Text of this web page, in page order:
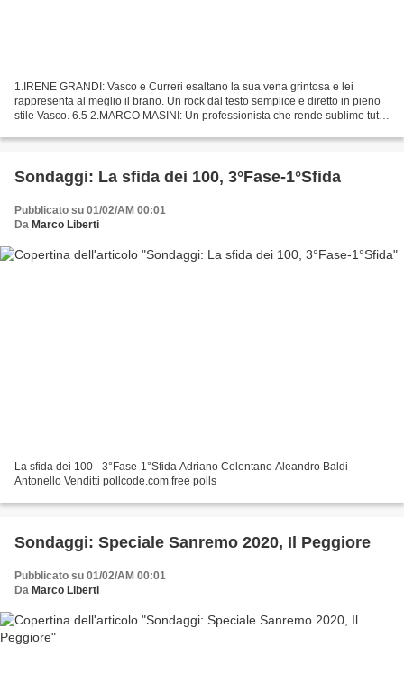
1.IRENE GRANDI: Vasco e Curreri esaltano la sua vena grintosa e lei
rappresenta al meglio il brano. Un rock dal testo semplice e diretto in pieno
stile Vasco. 6.5 2.MARCO MASINI: Un professionista che rende sublime tutto
Sondaggi: La sfida dei 100, 3°Fase-1°Sfida
Pubblicato su 01/02/AM 00:01
Da Marco Liberti
La sfida dei 100 - 3°Fase-1°Sfida Adriano Celentano Aleandro Baldi
Antonello Venditti pollcode.com free polls
Sondaggi: Speciale Sanremo 2020, Il Peggiore
Pubblicato su 01/02/AM 00:01
Da Marco Liberti